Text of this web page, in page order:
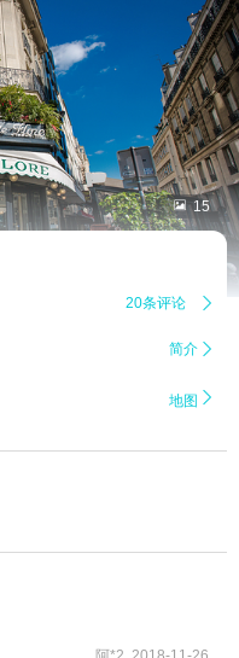
 15
20条评论 
简介 
地图 